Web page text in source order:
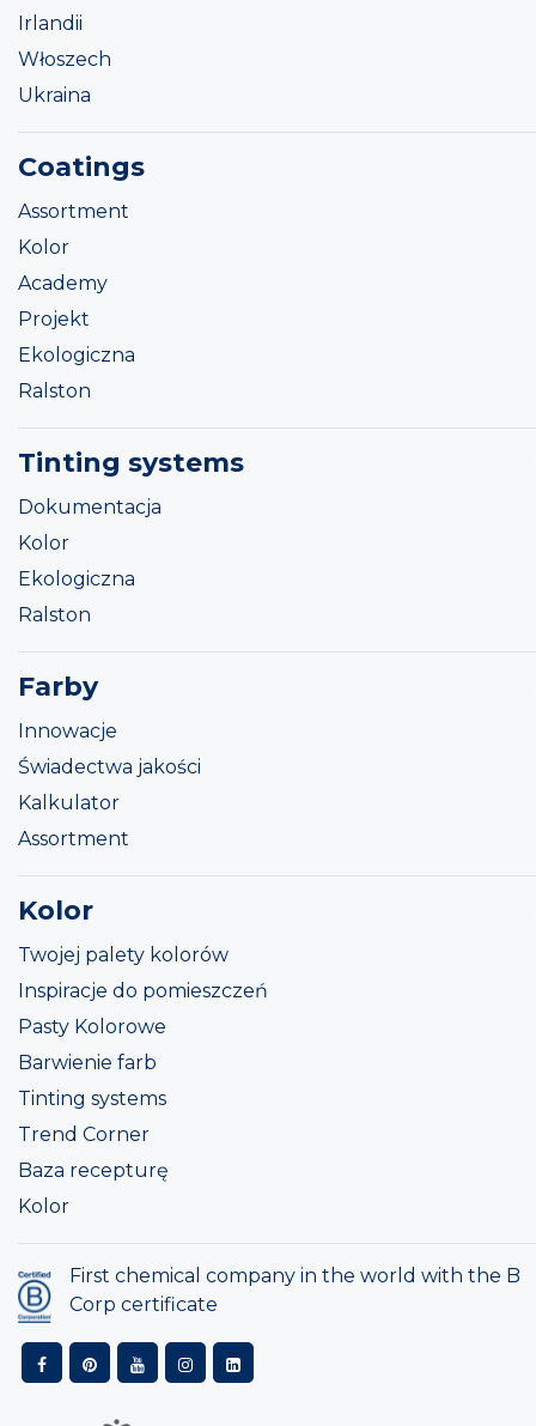
Irlandii
Włoszech
Ukraina
Coatings
Assortment
Kolor
Academy
Projekt
Ekologiczna
Ralston
Tinting systems
Dokumentacja
Kolor
Ekologiczna
Ralston
Farby
Innowacje
Świadectwa jakości
Kalkulator
Assortment
Kolor
Twojej palety kolorów
Inspiracje do pomieszczeń
Pasty Kolorowe
Barwienie farb
Tinting systems
Trend Corner
Baza recepturę
Kolor
First chemical company in the world with the B
Corp certificate